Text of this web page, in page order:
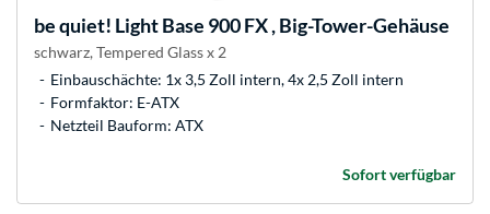
be quiet! Light Base 900 FX , Big-Tower-Gehäuse
schwarz, Tempered Glass x 2
Einbauschächte: 1x 3,5 Zoll intern, 4x 2,5 Zoll intern
Formfaktor: E-ATX
Netzteil Bauform: ATX
Sofort verfügbar